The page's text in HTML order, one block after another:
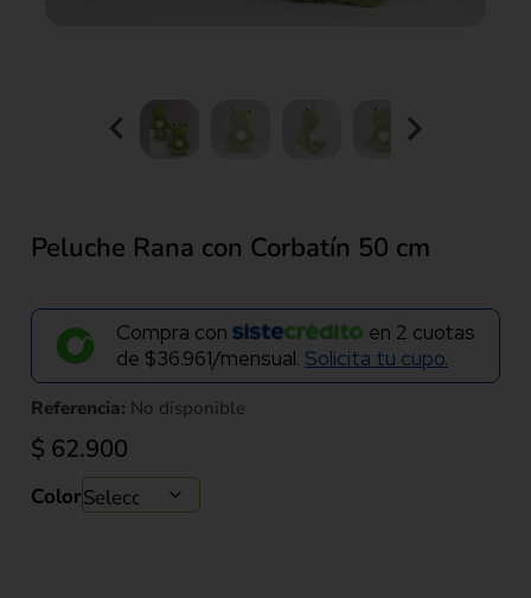
Peluche Rana con Corbatín 50 cm
Compra con en 2 cuotas
de $36.961/mensual. Solicita tu cupo.
Referencia: No disponible
$ 62.900
Color